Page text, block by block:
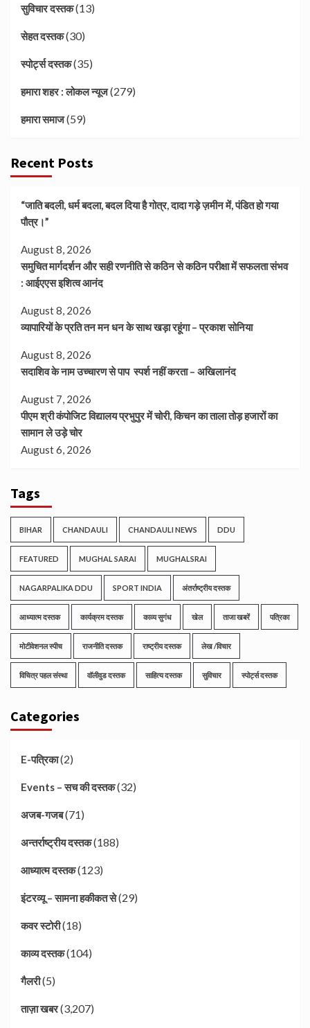
सुविचार दस्तक(13)
सेहत दस्तक(30)
स्पोर्ट्स दस्तक(35)
हमारा शहर : लोकल न्यूज(279)
हमारा समाज(59)
Recent Posts
“जाति बदली, धर्म बदला, बदल दिया है गोत्र, दादा गड़े ज़मीन में, पंडित हो गया
पौत्र।”
August 8, 2026
समुचित मार्गदर्शन और सही रणनीति से कठिन से कठिन परीक्षा में सफलता संभव
: आईएएस इशित्व आनंद
August 8, 2026
व्यापारियों के प्रति तन मन धन के साथ खड़ा रहूंगा – प्रकाश सोनिया
August 8, 2026
सदाशिव के नाम उच्चारण से पाप स्पर्श नहीं करता – अखिलानंद
August 7, 2026
पीएम श्री कंपोजिट विद्यालय प्रभुपुर में चोरी, किचन का ताला तोड़ हजारों का
सामान ले उड़े चोर
August 6, 2026
Tags
BIHAR CHANDAULI CHANDAULI NEWS DDU
FEATURED MUGHAL SARAI MUGHALSRAI
NAGARPALIKA DDU SPORT INDIA अंतर्राष्ट्रीय दस्तक
आध्यात्म दस्तक कार्यक्रम दस्तक काव्य सुगंध खेल ताजा खबरें पत्रिका
मोटीवेशनल स्पीच राजनीति दस्तक राष्ट्रीय दस्तक लेख /विचार
विचित्र पहल संस्था वॉलीवुड दस्तक साहित्य दस्तक सुविचार स्पोर्ट्स दस्तक
Categories
E-पत्रिका(2)
Events – सच की दस्तक(32)
अजब-गजब(71)
अन्तर्राष्ट्रीय दस्तक(188)
आध्यात्म दस्तक(123)
इंटरव्यू – सामना हकीकत से(29)
कवर स्टोरी(18)
काव्य दस्तक(104)
गैलरी(5)
ताज़ा खबर(3,207)